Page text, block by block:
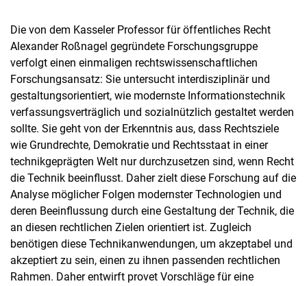
Die von dem Kasseler Professor für öffentliches Recht
Alexander Roßnagel gegründete Forschungsgruppe
verfolgt einen einmaligen rechtswissenschaftlichen
Forschungsansatz: Sie untersucht interdisziplinär und
gestaltungsorientiert, wie modernste Informationstechnik
verfassungsverträglich und sozialnützlich gestaltet werden
sollte. Sie geht von der Erkenntnis aus, dass Rechtsziele
wie Grundrechte, Demokratie und Rechtsstaat in einer
technikgeprägten Welt nur durchzusetzen sind, wenn Recht
die Technik beeinflusst. Daher zielt diese Forschung auf die
Analyse möglicher Folgen modernster Technologien und
deren Beeinflussung durch eine Gestaltung der Technik, die
an diesen rechtlichen Zielen orientiert ist. Zugleich
benötigen diese Technikanwendungen, um akzeptabel und
akzeptiert zu sein, einen zu ihnen passenden rechtlichen
Rahmen. Daher entwirft provet Vorschläge für eine